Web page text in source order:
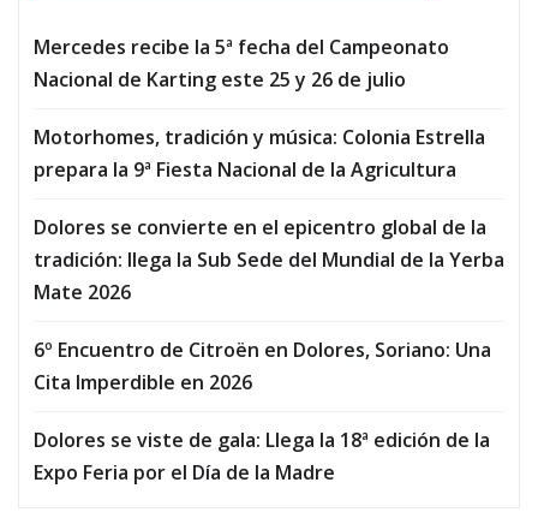
Mercedes recibe la 5ª fecha del Campeonato
Nacional de Karting este 25 y 26 de julio
Motorhomes, tradición y música: Colonia Estrella
prepara la 9ª Fiesta Nacional de la Agricultura
Dolores se convierte en el epicentro global de la
tradición: llega la Sub Sede del Mundial de la Yerba
Mate 2026
6º Encuentro de Citroën en Dolores, Soriano: Una
Cita Imperdible en 2026
Dolores se viste de gala: Llega la 18ª edición de la
Expo Feria por el Día de la Madre